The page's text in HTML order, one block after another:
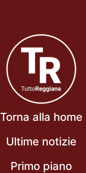
Torna alla home
Ultime notizie
Primo piano